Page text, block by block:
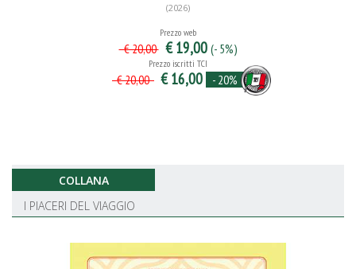
(2026)
Prezzo web
€ 20,00 € 19,00 (- 5%)
Prezzo iscritti TCI
€ 20,00 € 16,00 - 20%
COLLANA
I PIACERI DEL VIAGGIO